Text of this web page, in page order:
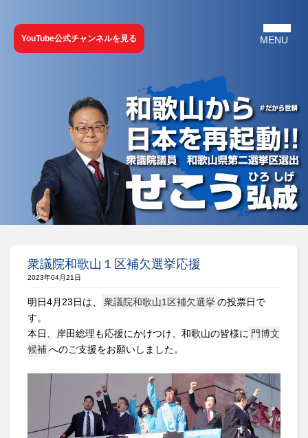
YouTube公式チャンネルを見る
衆議院和歌山１区補欠選挙応援
2023年04月21日
明日4月23日は、 衆議院和歌山1区補欠選挙 の投票日で
す。
本日、岸田総理も応援にかけつけ、和歌山の皆様に 門博文
候補へのご支援をお願いしました。